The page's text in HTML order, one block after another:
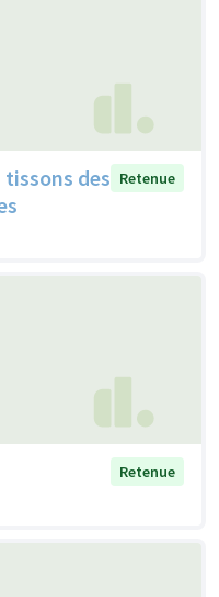
tissons des Retenue
Retenue